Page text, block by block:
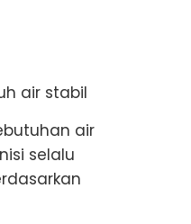
air stabil
air
selalu